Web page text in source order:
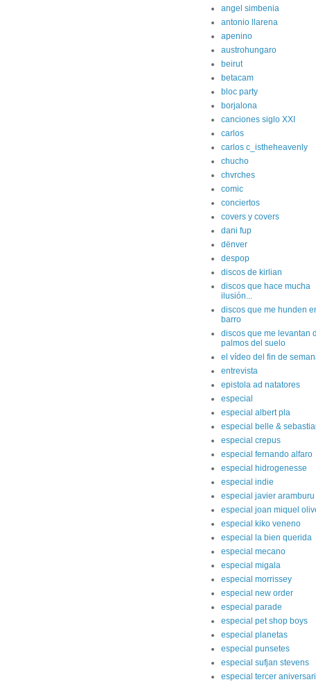
angel simbenia
antonio llarena
apenino
austrohungaro
beirut
betacam
bloc party
borjalona
canciones siglo XXI
carlos
carlos c_istheheavenly
chucho
chvrches
comic
conciertos
covers y covers
dani fup
dënver
despop
discos de kirlian
discos que hace mucha
ilusión...
discos que me hunden
barro
discos que me levantan
palmos del suelo
el vídeo del fin de
entrevista
epistola ad natatores
especial
especial albert pla
especial belle &
especial crepus
especial fernando alfaro
especial hidrogenesse
especial indie
especial javier aramburu
especial joan miquel
especial kiko veneno
especial la bien querida
especial mecano
especial migala
especial morrissey
especial new order
especial parade
especial pet shop boys
especial planetas
especial punsetes
especial sufjan stevens
especial tercer